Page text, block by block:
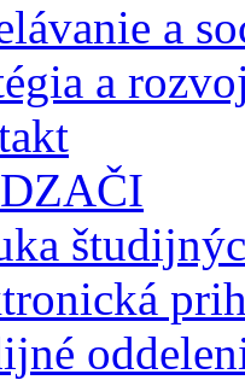
a
a rozvoj